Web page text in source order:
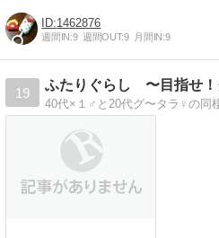
1462876
週間IN:9 週間OUT:9 月間IN:9
19
ふたりぐらし 〜目指せ！